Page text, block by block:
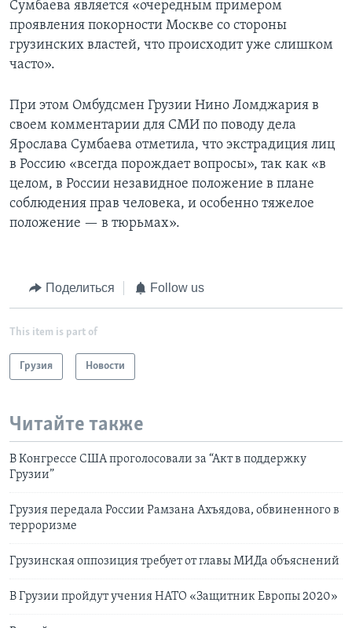
Сумбаева является «очередным примером
проявления покорности Москве со стороны
грузинских властей, что происходит уже слишком
часто».
При этом Омбудсмен Грузии Нино Ломджария в
своем комментарии для СМИ по поводу дела
Ярослава Сумбаева отметила, что экстрадиция лиц
в Россию «всегда порождает вопросы», так как «в
целом, в России незавидное положение в плане
соблюдения прав человека, и особенно тяжелое
положение — в тюрьмах».
Поделиться Follow us
This item is part of
Грузия Новости
Читайте также
В Конгрессе США проголосовали за “Акт в поддержку
Грузии”
Грузия передала России Рамзана Ахъядова, обвиненного в
терроризме
Грузинская оппозиция требует от главы МИДа объяснений
В Грузии пройдут учения НАТО «Защитник Европы 2020»